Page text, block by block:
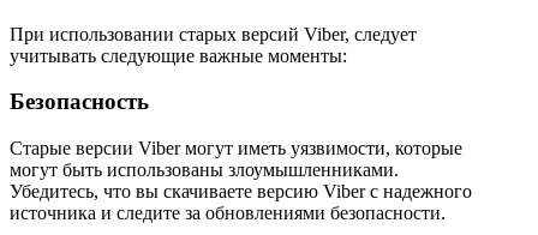
При использовании старых версий Viber, следует
учитывать следующие важные моменты:
Безопасность
Старые версии Viber могут иметь уязвимости, которые
могут быть использованы злоумышленниками.
Убедитесь, что вы скачиваете версию Viber с надежного
источника и следите за обновлениями безопасности.